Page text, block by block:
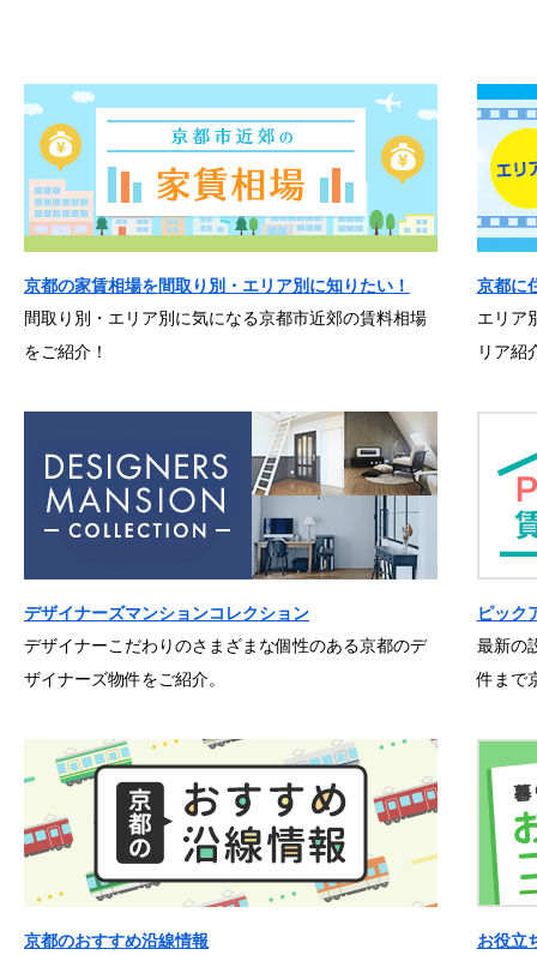
京都の家賃相場を間取り別・エリア別に知りたい！
間取り別・エリア別に気になる京都市近郊の賃料相場
をご紹介！
京都に
エリア
リア紹
デザイナーズマンションコレクション
デザイナーこだわりのさまざまな個性のある京都のデ
ザイナーズ物件をご紹介。
ピック
最新の
件まで
京都のおすすめ沿線情報
お役立